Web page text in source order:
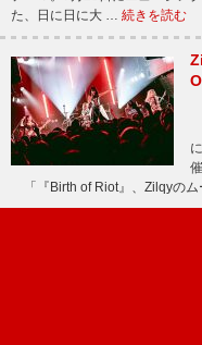
た、日に日に大 … 続きを読む
「『Birth of Riot』、Zilqyの